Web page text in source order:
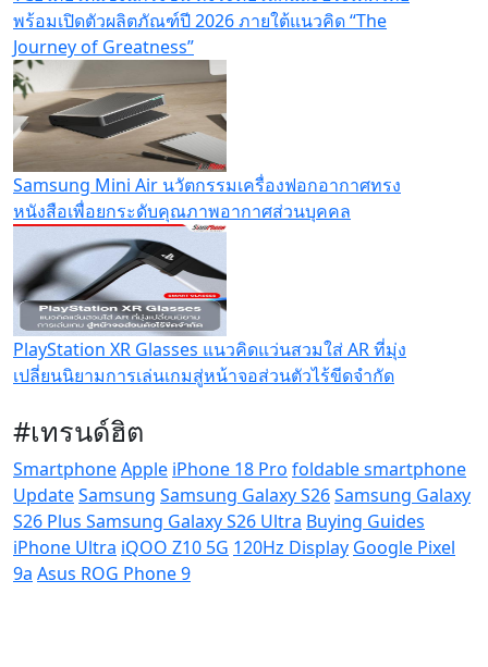
พร้อมเปิดตัวผลิตภัณฑ์ปี 2026 ภายใต้แนวคิด “The
Journey of Greatness”
Samsung Mini Air นวัตกรรมเครื่องฟอกอากาศทรง
หนังสือเพื่อยกระดับคุณภาพอากาศส่วนบุคคล
PlayStation XR Glasses แนวคิดแว่นสวมใส่ AR ที่มุ่ง
เปลี่ยนนิยามการเล่นเกมสู่หน้าจอส่วนตัวไร้ขีดจำกัด
#เทรนด์ฮิต
SmartphoneApple iPhone 18 Pro foldable smartphone
UpdateSamsung Samsung Galaxy S26Samsung Galaxy
S26 Plus Samsung Galaxy S26 Ultra Buying Guides
iPhone Ultra iQOO Z10 5G 120Hz Display Google Pixel
9a Asus ROG Phone 9